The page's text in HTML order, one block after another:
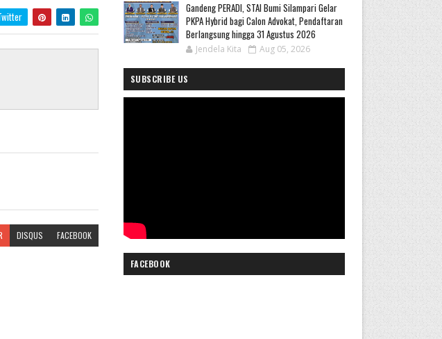
DISQUS FACEBOOK
Gandeng PERADI, STAI Bumi Silampari Gelar
PKPA Hybrid bagi Calon Advokat, Pendaftaran
Berlangsung hingga 31 Agustus 2026
Jendela Kita Aug 05, 2026
SUBSCRIBE US
FACEBOOK